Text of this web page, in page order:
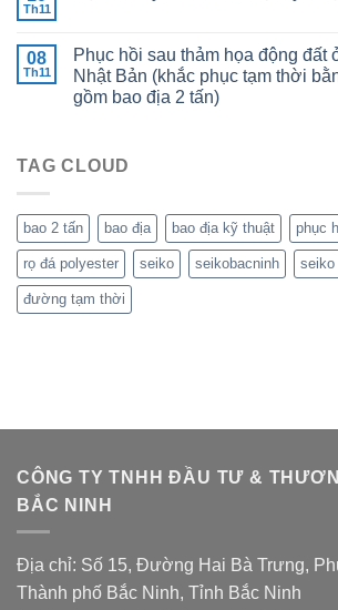
Th11
08
Th11
Phục hồi sau thảm họa động đất
Nhật Bản (khắc phục tạm thời
gồm bao địa 2 tấn)
TAG CLOUD
bao 2 tấn bao địa bao địa kỹ thuật phục
rọ đá polyester seiko seikobacninh seiko
đường tạm thời
CÔNG TY TNHH ĐẦU TƯ &
BẮC NINH
Địa chỉ: Số 15, Đường Hai Bà Trưng,
Thành phố Bắc Ninh, Tỉnh Bắc Ninh